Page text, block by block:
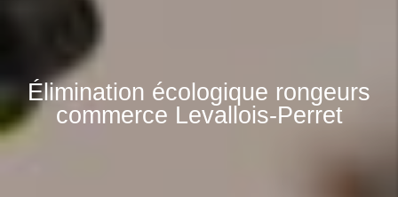
Élimination écologique rongeurs
commerce Levallois-Perret